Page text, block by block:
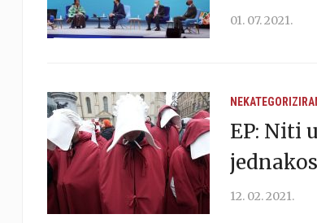
01. 07. 2021.
EP: Niti
12. 02. 2021.